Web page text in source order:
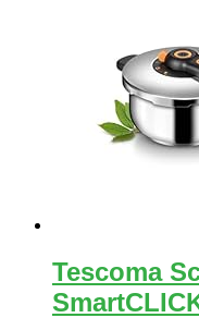
Tescoma